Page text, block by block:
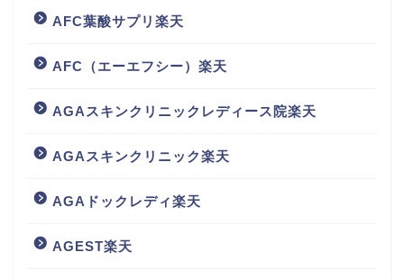
AFC葉酸サプリ楽天
AFC（エーエフシー）楽天
AGAスキンクリニックレディース院楽天
AGAスキンクリニック楽天
AGAドックレディ楽天
AGEST楽天